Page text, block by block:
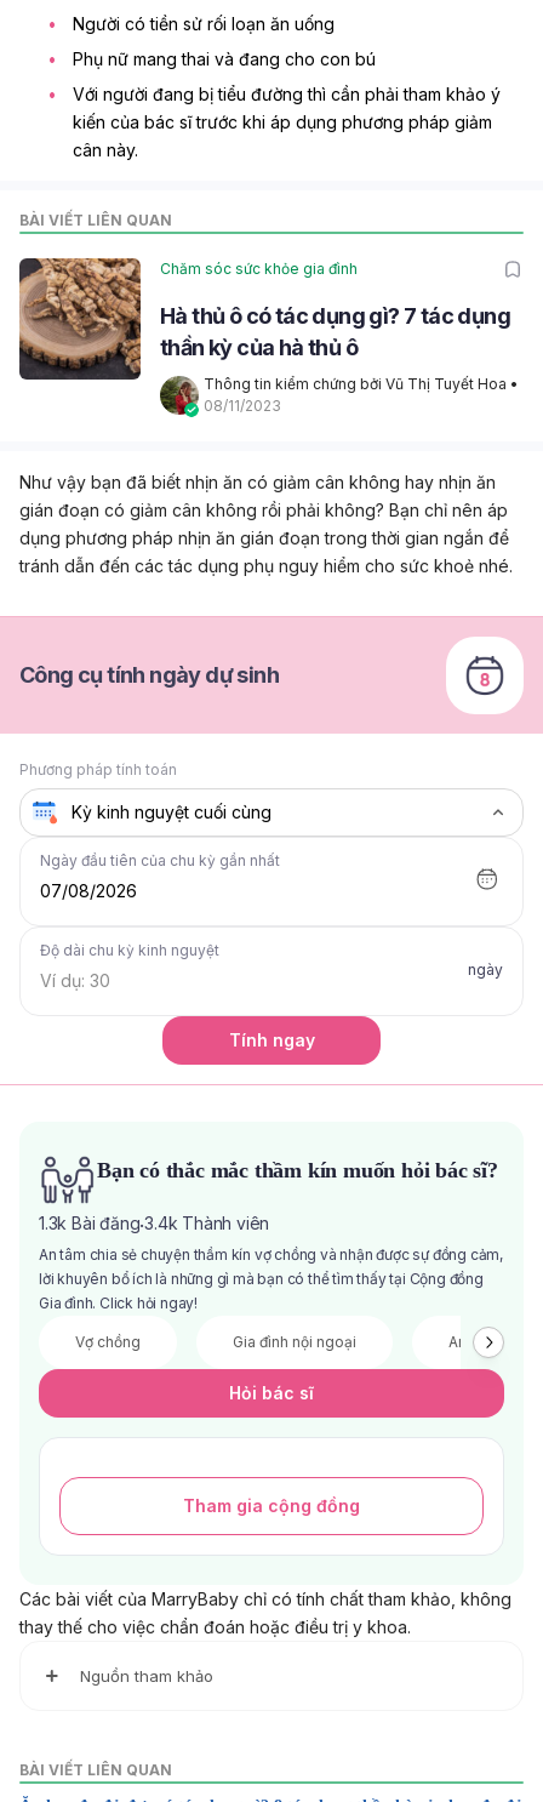
Người có tiền sử rối loạn ăn uống
Phụ nữ mang thai và đang cho con bú
Với người đang bị tiểu đường thì cần phải tham khảo ý
kiến của bác sĩ trước khi áp dụng phương pháp giảm
cân này.
BÀI VIẾT LIÊN QUAN
Chăm sóc sức khỏe gia đình
Hà thủ ô có tác dụng gì? 7 tác dụng
thần kỳ của hà thủ ô
Thông tin kiểm chứng bởi Vũ Thị Tuyết Hoa
08/11/2023
Như vậy bạn đã biết nhịn ăn có giảm cân không hay nhịn ăn
gián đoạn có giảm cân không rồi phải không? Bạn chỉ nên áp
dụng phương pháp nhịn ăn gián đoạn trong thời gian ngắn để
tránh dẫn đến các tác dụng phụ nguy hiểm cho sức khoẻ nhé.
Công cụ tính ngày dự sinh
Phương pháp tính toán
Ngày đầu tiên của chu kỳ gần nhất
07/08/2026
Độ dài chu kỳ kinh nguyệt
ngày
Tính ngay
Bạn có thắc mắc thầm kín muốn hỏi bác sĩ?
1.3k Bài đăng·3.4k Thành viên
An tâm chia sẻ chuyện thầm kín vợ chồng và nhận được sự đồng cảm,
lời khuyên bổ ích là những gì mà bạn có thể tìm thấy tại Cộng đồng
Gia đình. Click hỏi ngay!
Vợ chồng Gia đình nội ngoại Anh chị em
Hỏi bác sĩ
Tham gia cộng đồng
Các bài viết của MarryBaby chỉ có tính chất tham khảo, không
thay thế cho việc chẩn đoán hoặc điều trị y khoa.
Nguồn tham khảo
ase
https://nejm.org/doi/full/10.1056/NEJMra1905136
BÀI VIẾT LIÊN QUAN